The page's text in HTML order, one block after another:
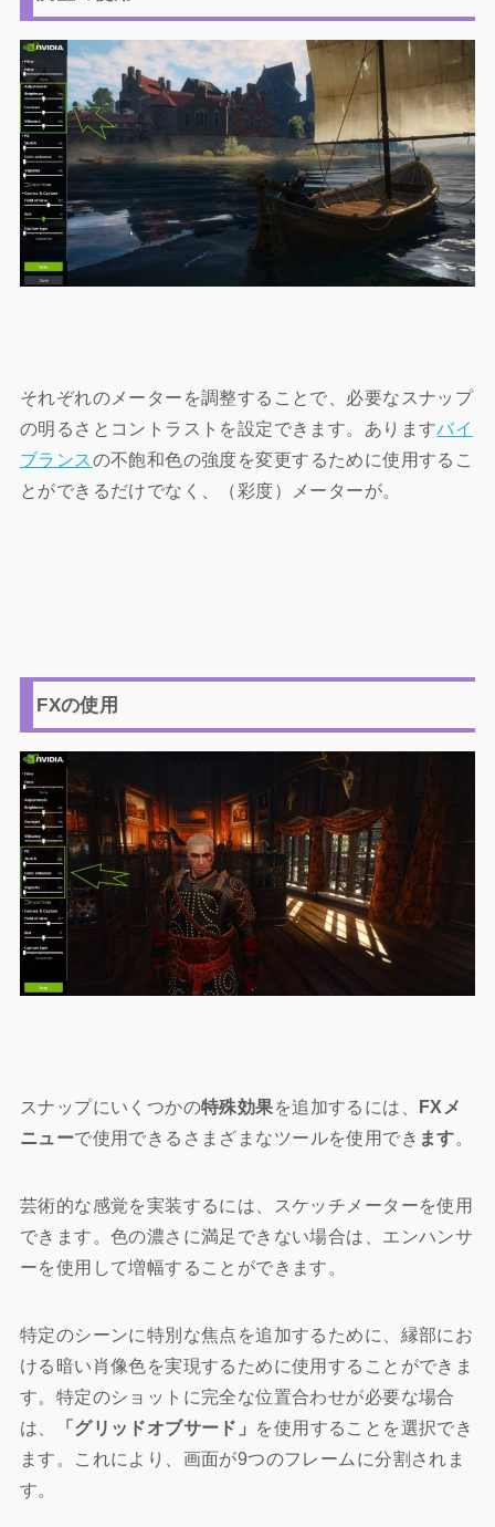
それぞれのメーターを調整することで、必要なスナップ
の明るさとコントラストを設定できます。 ありますバイ
ブランスの不飽和色の強度を変更するために使用するこ
とができるだけでなく、（彩度）メーターが。
FXの使用
スナップにいくつかの特殊効果を追加するには、 FXメ
ニューで使用できるさまざまなツールを使用でき ます。
芸術的な感覚を実装するには、スケッチメーターを使用
できます。色の濃さに満足できない場合は、エンハンサ
ーを使用して増幅することができます。
特定のシーンに特別な焦点を追加するために、縁部にお
ける暗い肖像色を実現するために使用することができま
す。特定のショットに完全な位置合わせが必要な場合
は、
「グリッドオブサード」 を使用することを選択でき
ます。これにより、画面が9つのフレームに分割されま
す。